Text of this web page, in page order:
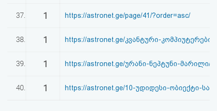
37. 1 https://astronet.ge/page/41/?order=asc/
38. 1 https://astronet.ge/კვანტური-კომპიუტერები-
39. 1 https://astronet.ge/ურანი-ნეპტუნი-მარილი/
40. 1 https://astronet.ge/10-უდიდესი-ობიექტი-